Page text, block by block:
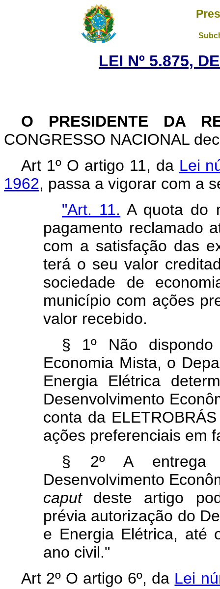
LEI Nº 5.875,
O PRESIDENTE DA
CONGRESSO NACIONAL
Art 1º O artigo 11, da Lei
1962, passa a vigorar com a
"Art. 11. A quota do
pagamento reclamado
com a satisfação das
terá o seu valor
sociedade de
município com ações
valor recebido.
§ 1º Não
Economia Mista, o
Energia Elétrica
Desenvolvimento
conta da
ações preferenciais em
§ 2º A entrega
Desenvolvimento
caput
deste artigo
prévia autorização do
e Energia Elétrica, até
ano civil."
Art 2º O artigo 6º, da Lei